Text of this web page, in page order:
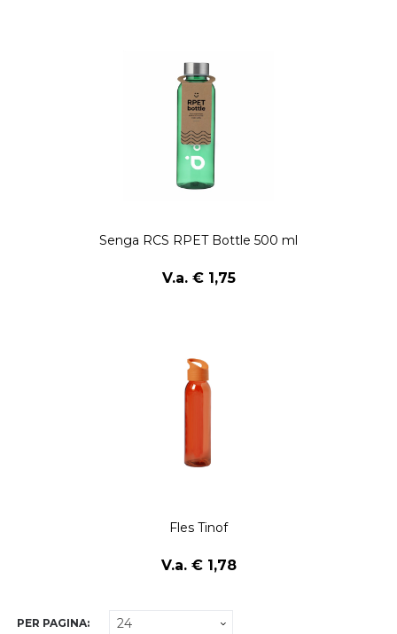
Senga RCS RPET Bottle 500 ml
V.a. € 1,75
Fles Tinof
V.a. € 1,78
PER PAGINA: